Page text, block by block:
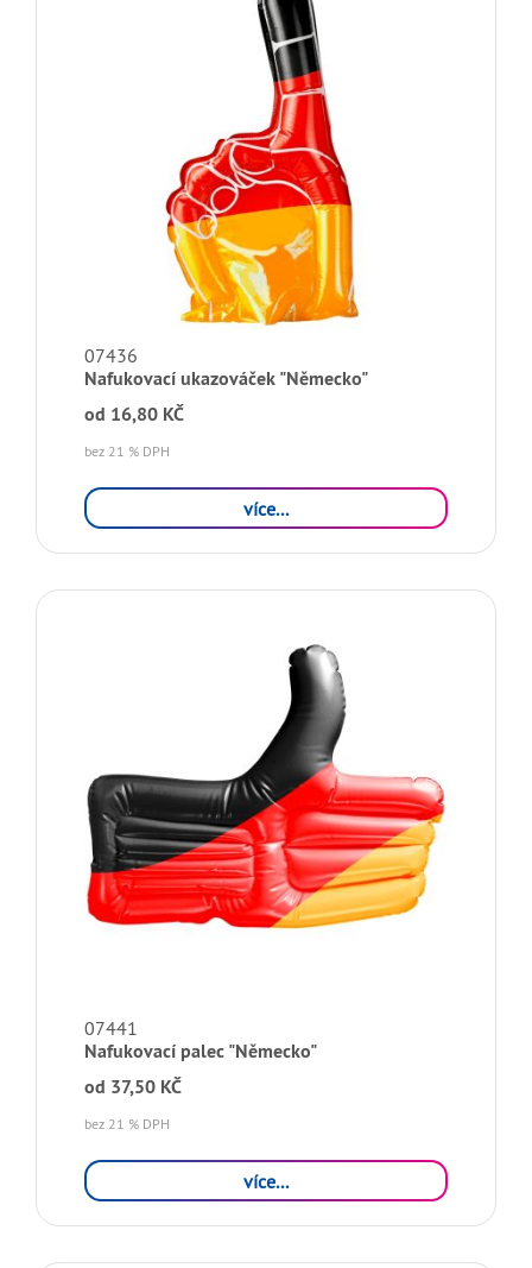
07436
Nafukovací ukazováček "Německo"
od 16,80 KČ
bez 21 % DPH
více...
07441
Nafukovací palec "Německo"
od 37,50 KČ
bez 21 % DPH
více...